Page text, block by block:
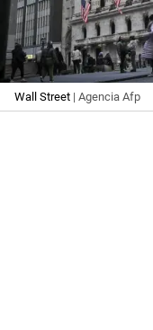
Wall Street | Agencia Afp